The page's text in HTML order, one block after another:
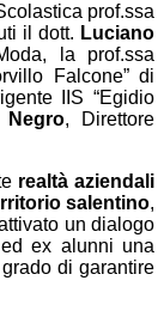
prof.ssa
il dott. Luciano
la prof.ssa
Falcone” di
IIS “Egidio
Negro, Direttore
realtà aziendali
salentino,
un dialogo
ex alunni una
di garantire